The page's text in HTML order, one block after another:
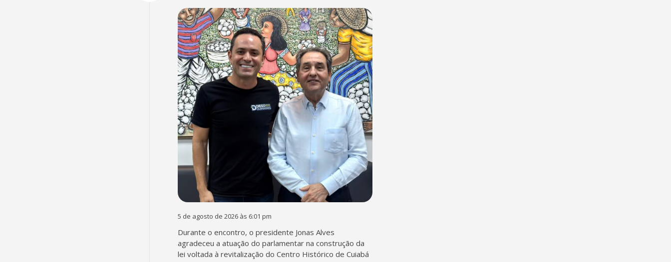
5 de agosto de 2026 às 6:01 pm
Durante o encontro, o presidente Jonas Alves
agradeceu a atuação do parlamentar na construção da
lei voltada à revitalização do Centro Histórico de Cuiabá